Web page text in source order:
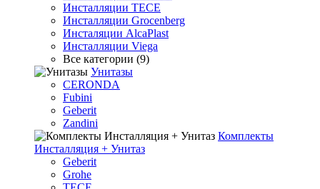
Инсталляции TECE
Инсталляции Grocenberg
Инсталяции AlcaPlast
Инсталляции Viega
Все категории (9)
Унитазы
CERONDA
Fubini
Geberit
Zandini
Комплекты
Инсталляция + Унитаз
Geberit
Grohe